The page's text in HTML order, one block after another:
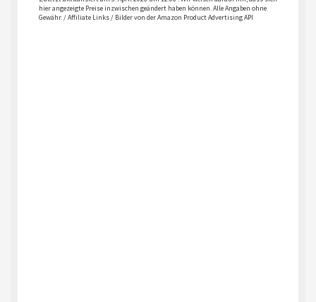
hier angezeigte Preise inzwischen geändert haben können. Alle Angaben ohne
Gewähr. / Affiliate Links / Bilder von der Amazon Product Advertising API